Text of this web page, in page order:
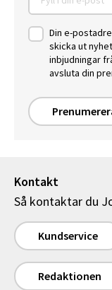
Din e-
skicka ut
inbjudningar
avsluta din
Kontakt
Så kontaktar du
Kundservice
Redaktionen